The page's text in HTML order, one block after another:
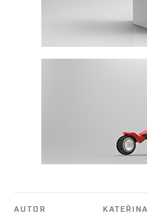
AUTOR